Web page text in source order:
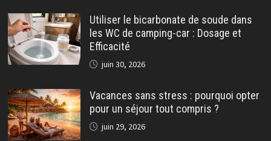
Utiliser le bicarbonate de soude dans
les WC de camping-car : Dosage et
Efficacité
juin 30, 2026
Vacances sans stress : pourquoi opter
pour un séjour tout compris ?
juin 29, 2026